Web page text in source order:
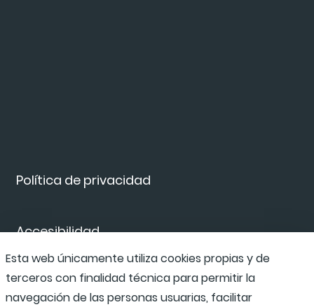
Política de privacidad
Accesibilidad
Canal de denuncias
Esta web únicamente utiliza cookies propias y de
terceros con finalidad técnica para permitir la
navegación de las personas usuarias, facilitar